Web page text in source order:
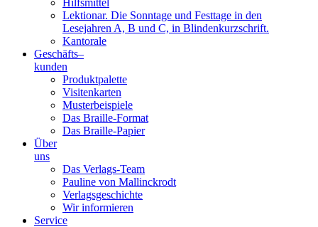
Hilfsmittel
Lektionar. Die Sonntage und Festtage in den
Lesejahren A, B und C, in Blindenkurzschrift.
Kantorale
Geschäfts­–
kunden
Produktpalette
Visitenkarten
Musterbeispiele
Das Braille-Format
Das Braille-Papier
Über
uns
Das Verlags-Team
Pauline von Mallinckrodt
Verlagsgeschichte
Wir informieren
Service